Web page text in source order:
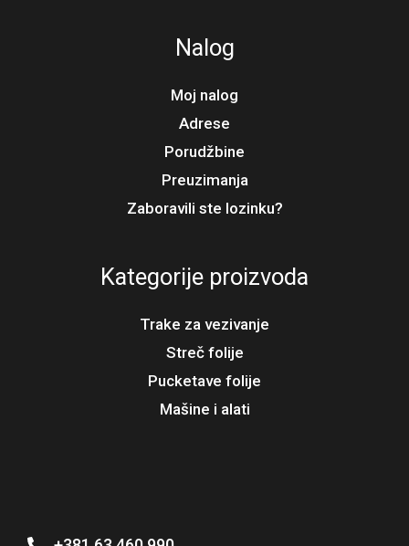
Nalog
Moj nalog
Adrese
Porudžbine
Preuzimanja
Zaboravili ste lozinku?
Kategorije proizvoda
Trake za vezivanje
Streč folije
Pucketave folije
Mašine i alati